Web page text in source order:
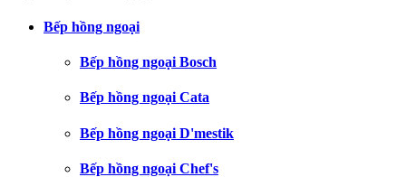
Bếp hồng ngoại
Bếp hồng ngoại Bosch
Bếp hồng ngoại Cata
Bếp hồng ngoại D'mestik
Bếp hồng ngoại Chef's